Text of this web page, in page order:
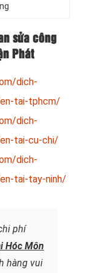
sửa công
Phát
dich-
tai-tphcm/
dich-
tai-cu-chi/
dich-
tai-tay-ninh/
phí
Hóc Môn
hàng vui